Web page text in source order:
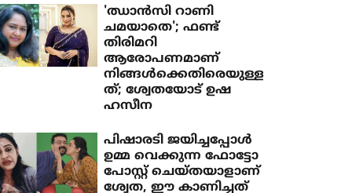
'ഝാന്‍സി റാണി
ചമയാതെ'; ഫണ്ട്
തിരിമറി
ആരോപണമാണ്
നിങ്ങള്‍ക്കെതിരെയുള്ള
ത്; ശ്വേതയോട് ഉഷ
ഹസീന
പിഷാരടി ജയിച്ചപ്പോള്‍
ഉമ്മ വെക്കുന്ന ഫോട്ടോ
പോസ്റ്റ് ചെയ്തയാളാണ്
ശ്വേത, ഈ കാണിച്ചത്